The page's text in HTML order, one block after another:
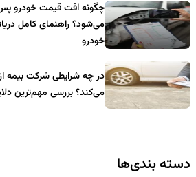
چگونه افت قیمت خودرو
می‌شود؟ راهنمای کامل
خودرو
در چه شرایطی شرکت بیمه
می‌کند؟ بررسی مهم‌ترین
دسته بندی‌ها